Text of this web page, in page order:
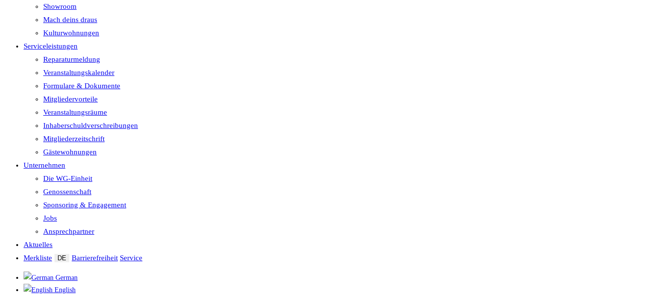
Showroom
Mach deins draus
Kulturwohnungen
Serviceleistungen
Reparaturmeldung
Veranstaltungskalender
Formulare & Dokumente
Mitgliedervorteile
Veranstaltungsräume
Inhaberschuld­verschreibungen
Mitgliederzeitschrift
Gästewohnungen
Unternehmen
Die WG-Einheit
Genossenschaft
Sponsoring & Engagement
Jobs
Ansprechpartner
Aktuelles
Merkliste
DE Barrierefreiheit Service
German
English